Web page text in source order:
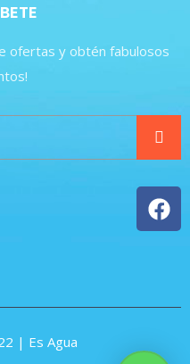
ofertas y obtén fabulosos
| Es Agua